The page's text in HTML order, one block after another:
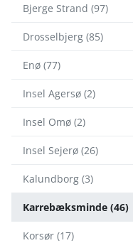
Bjerge Strand (97)
Drosselbjerg (85)
Enø (77)
Insel Agersø (2)
Insel Omø (2)
Insel Sejerø (26)
Kalundborg (3)
Karrebæksminde (46)
Korsør (17)